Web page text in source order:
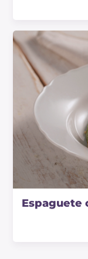
Espaguete